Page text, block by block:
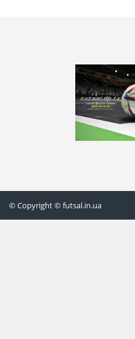
© Copyright © futsal.in.ua